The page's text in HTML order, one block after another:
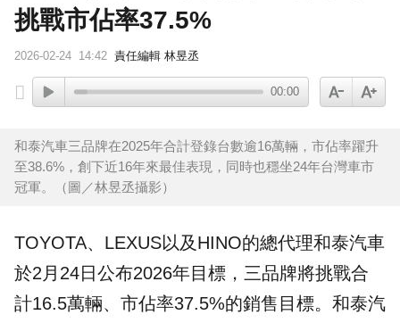
挑戰市佔率37.5%
2026-02-24 14:42 責任編輯 林昱丞
00:00
和泰汽車三品牌在2025年合計登錄台數逾16萬輛，市佔率躍升
至38.6%，創下近16年來最佳表現，同時也穩坐24年台灣車市
冠軍。（圖／林昱丞攝影）
TOYOTA、 LEXUS以及 HINO的總代理和泰汽車
於2月24日公布2026年目標，三品牌將挑戰合
計16.5萬輛、市佔率37.5%的銷售目標。和泰汽